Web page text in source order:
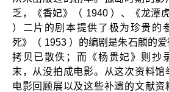
乏，《香妃》（ 1940 ）、《龙潭
）二片的剧本提供了极为珍贵的
死》（ 1953 ）的编剧是朱石麟的
拷贝已散佚；而《杨贵妃》则抄
末，从没拍成电影。从这次资料馆
电影回顾展以及这些补遗的文献资